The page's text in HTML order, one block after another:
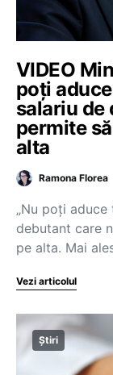
VIDEO
poți
salariu de
permite
alta
Ramona Florea
„Nu poți
debutant care
pe alta. Mai
Vezi articolul
Știri